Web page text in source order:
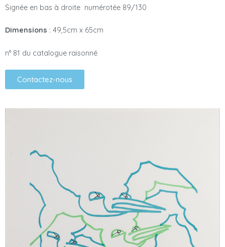
Signée en bas à droite numérotée 89/130
Dimensions : 49,5cm x 65cm
n° 81 du catalogue raisonné
Contactez-nous